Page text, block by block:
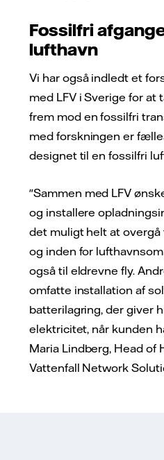
Fossilfri
lufthavn
Vi har også indledt et
med LFV i Sverige for at
frem mod en fossilfri
med forskningen er
designet til en fossilfri
"Sammen med LFV
og installere
det muligt helt at overgå
og inden for
også til eldrevne fly.
omfatte installation af
batterilagring, der giver
elektricitet, når kunden
Maria Lindberg, Head of
Vattenfall Network